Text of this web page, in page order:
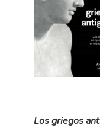
Los griegos